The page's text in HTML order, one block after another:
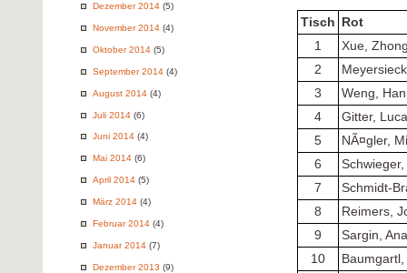
Dezember 2014 (5)
November 2014 (4)
Oktober 2014 (5)
September 2014 (4)
August 2014 (4)
Juli 2014 (6)
Juni 2014 (4)
Mai 2014 (6)
April 2014 (5)
März 2014 (4)
Februar 2014 (4)
Januar 2014 (7)
Dezember 2013 (9)
Tisch
Rot
1
Xue,
2
3
Weng,
4
Gitter,
5
NÃ¤gler,
6
7
Schmidt-
8
Reimers,
9
Sargin,
10